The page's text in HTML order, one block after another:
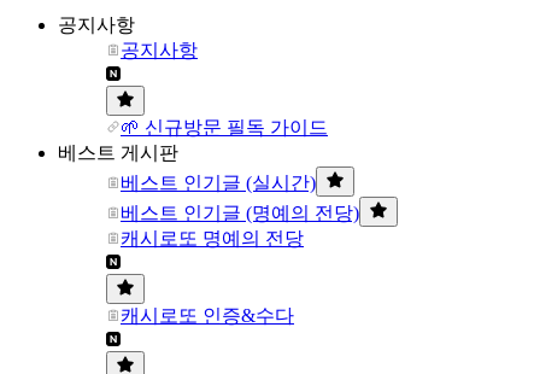
공지사항
공지사항
🌱 신규방문 필독 가이드
베스트 게시판
베스트 인기글 (실시간)
베스트 인기글 (명예의 전당)
캐시로또 명예의 전당
캐시로또 인증&수다